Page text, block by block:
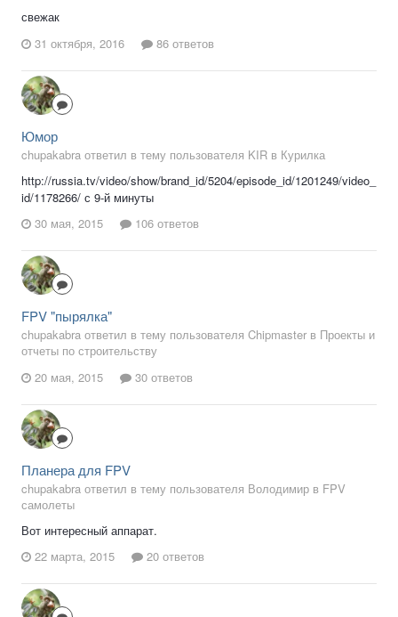
свежак
31 октября, 2016
86 ответов
Юмор
chupakabra ответил в тему пользователя KIR в Курилка
http://russia.tv/video/show/brand_id/5204/episode_id/1201249/video_
id/1178266/ с 9-й минуты
30 мая, 2015
106 ответов
FPV "пырялка"
chupakabra ответил в тему пользователя Chipmaster в Проекты и
отчеты по строительству
20 мая, 2015
30 ответов
Планера для FPV
chupakabra ответил в тему пользователя Володимир в FPV
самолеты
Вот интересный аппарат.
22 марта, 2015
20 ответов